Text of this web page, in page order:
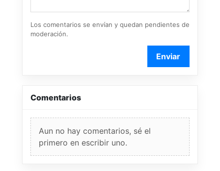
Los comentarios se envían y quedan pendientes de
moderación.
Enviar
Comentarios
Aun no hay comentarios, sé el
primero en escribir uno.